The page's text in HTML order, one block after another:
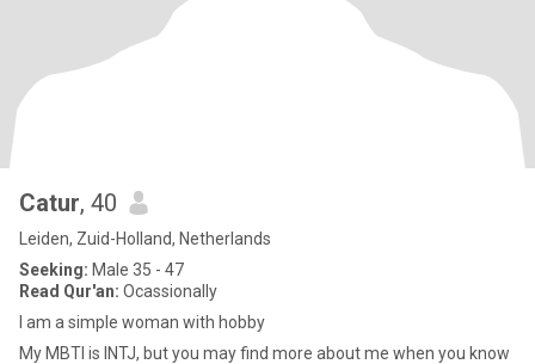
Catur, 40
Leiden, Zuid-Holland, Netherlands
Seeking: Male 35 - 47
Read Qur'an: Ocassionally
I am a simple woman with hobby
My MBTI is INTJ, but you may find more about me when you know